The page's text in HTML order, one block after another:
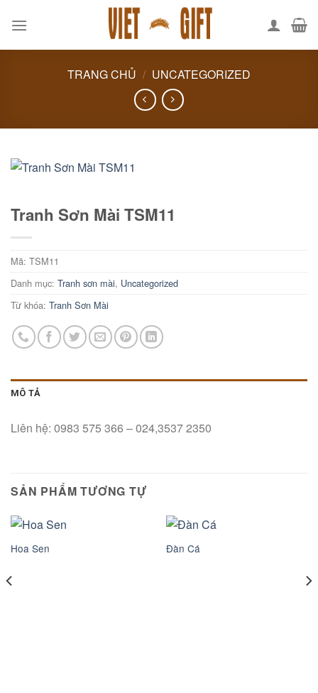
TRANG CHỦ / UNCATEGORIZED
Tranh Sơn Mài TSM11
Mã: TSM11
Danh mục: Tranh sơn mài, Uncategorized
Từ khóa: Tranh Sơn Mài
MÔ TẢ
Liên hệ: 0983 575 366 – 024,3537 2350
SẢN PHẨM TƯƠNG TỰ
Hoa Sen Đàn Cá